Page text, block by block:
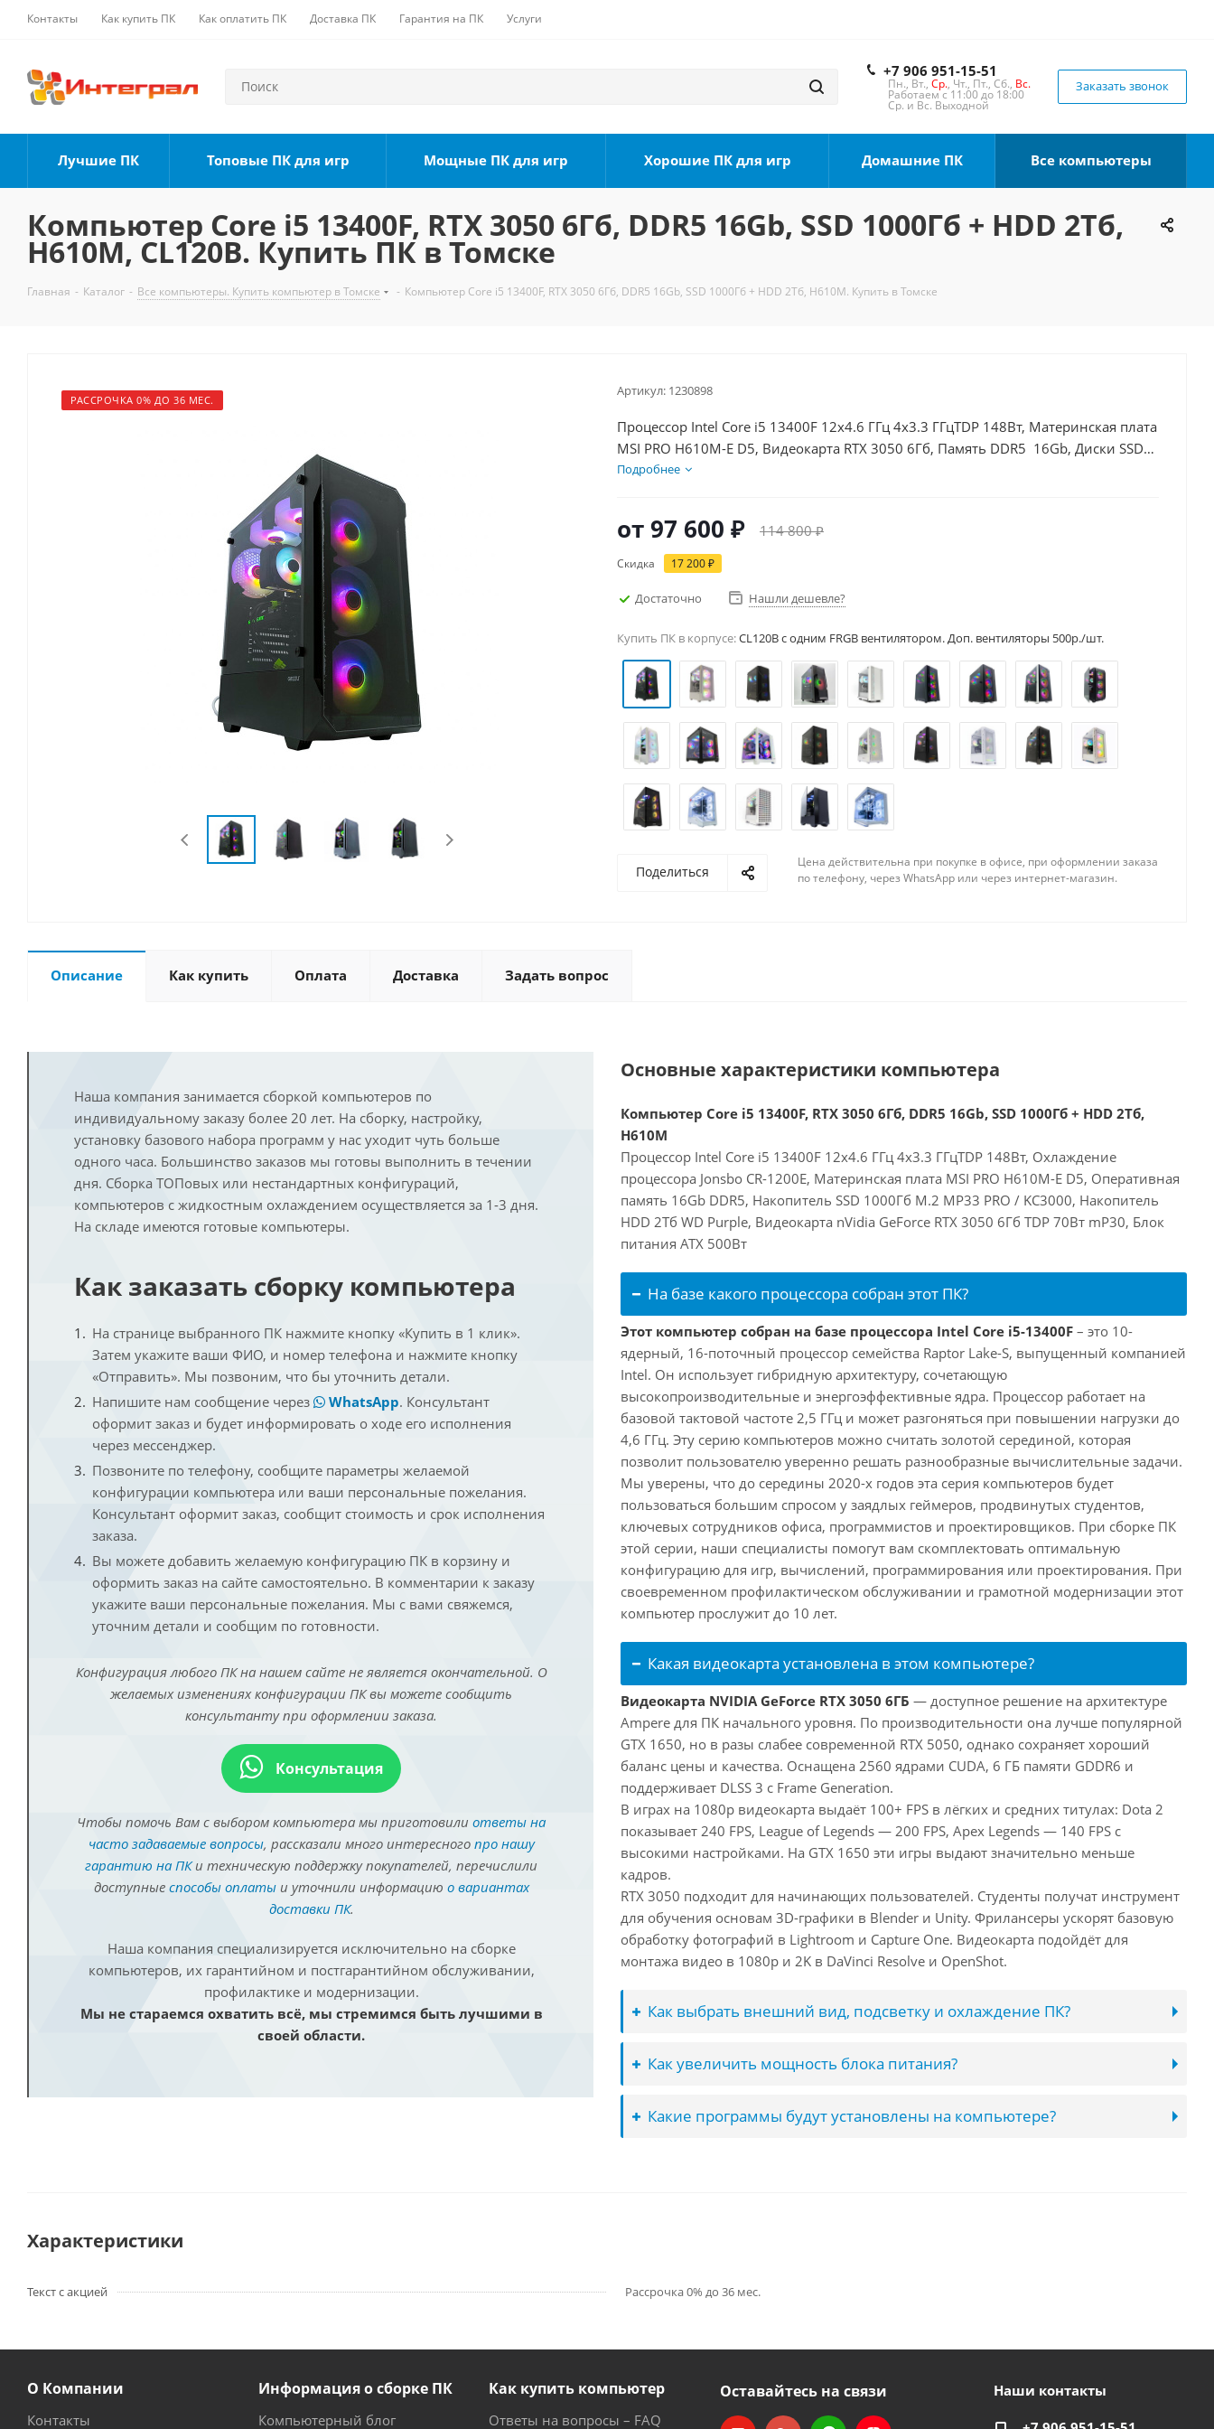
Контакты Как купить ПК Как оплатить ПК Доставка ПК Гарантия на ПК Услуги
+7 906 951-15-51
Пн., Вт., Ср., Чт., Пт., Сб., Вс.
Работаем с 11:00 до 18:00
Ср. и Вс. Выходной
Заказать звонок
Лучшие ПК Топовые ПК для игр Мощные ПК для игр Хорошие ПК для игр Домашние ПК Все компьютеры
Компьютер Core i5 13400F, RTX 3050 6Гб, DDR5 16Gb, SSD 1000Гб + HDD 2Тб,
H610M, CL120B. Купить ПК в Томске
Главная - Каталог - Все компьютеры. Купить компьютер в Томске - Компьютер Core i5 13400F, RTX 3050 6Гб, DDR5 16Gb, SSD 1000Гб + HDD 2Тб, H610M. Купить в Томске
РАССРОЧКА 0% ДО 36 МЕС.
Артикул: 1230898
Процессор Intel Core i5 13400F 12x4.6 ГГц 4x3.3 ГГцTDP 148Вт, Материнская плата
MSI PRO H610M-E D5, Видеокарта RTX 3050 6Гб, Память DDR5 16Gb, Диски SSD
1000Гб + HDD 2Тб, БП 500Вт
Подробнее
от97 600 ₽ 114 800 ₽
Скидка 17 200 ₽
Достаточно Нашли дешевле?
Купить ПК в корпусе:CL120B c одним FRGB вентилятором. Доп. вентиляторы 500р./шт.
Поделиться
Цена действительна при покупке в офисе, при оформлении заказа
по телефону, через WhatsApp или через интернет-магазин.
Описание Как купить Оплата Доставка Задать вопрос
Наша компания занимается сборкой компьютеров по
индивидуальному заказу более 20 лет. На сборку, настройку,
установку базового набора программ у нас уходит чуть больше
одного часа. Большинство заказов мы готовы выполнить в течении
дня. Сборка ТОПовых или нестандартных конфигураций,
компьютеров с жидкостным охлаждением осуществляется за 1-3 дня.
На складе имеются готовые компьютеры.
Как заказать сборку компьютера
На странице выбранного ПК нажмите кнопку «Купить в 1 клик».
Затем укажите ваши ФИО, и номер телефона и нажмите кнопку
«Отправить». Мы позвоним, что бы уточнить детали.
Напишите нам сообщение через
WhatsApp. Консультант
оформит заказ и будет информировать о ходе его исполнения
через мессенджер.
Позвоните по телефону, сообщите параметры желаемой
конфигурации компьютера или ваши персональные пожелания.
Консультант оформит заказ, сообщит стоимость и срок исполнения
заказа.
Вы можете добавить желаемую конфигурацию ПК в корзину и
оформить заказ на сайте самостоятельно. В комментарии к заказу
укажите ваши персональные пожелания. Мы с вами свяжемся,
уточним детали и сообщим по готовности.
Конфигурация любого ПК на нашем сайте не является окончательной. О
желаемых изменениях конфигурации ПК вы можете сообщить
консультанту при оформлении заказа.
Консультация
Чтобы помочь Вам с выбором компьютера мы приготовили ответы на
часто задаваемые вопросы, рассказали много интересного про нашу
гарантию на ПКи техническую поддержку покупателей, перечислили
доступные способы оплатыи уточнили информацию о вариантах
доставки ПК.
Наша компания специализируется исключительно на сборке
компьютеров, их гарантийном и постгарантийном обслуживании,
профилактике и модернизации.
Мы не стараемся охватить всё, мы стремимся быть лучшими в
своей области.
Основные характеристики компьютера
Компьютер Core i5 13400F, RTX 3050 6Гб, DDR5 16Gb, SSD 1000Гб + HDD 2Тб,
H610M
Процессор Intel Core i5 13400F 12x4.6 ГГц 4x3.3 ГГцTDP 148Вт, Охлаждение
процессора Jonsbo CR-1200E, Материнская плата MSI PRO H610M-E D5, Оперативная
память 16Gb DDR5, Накопитель SSD 1000Гб M.2 MP33 PRO / KC3000, Накопитель
HDD 2Тб WD Purple, Видеокарта nVidia GeForce RTX 3050 6Гб TDP 70Вт mP30, Блок
питания ATX 500Вт
На базе какого процессора собран этот ПК?
Этот компьютер собран на базе процессора Intel Core i5-13400F – это 10-
ядерный, 16-поточный процессор семейства Raptor Lake-S, выпущенный компанией
Intel. Он использует гибридную архитектуру, сочетающую
высокопроизводительные и энергоэффективные ядра. Процессор работает на
базовой тактовой частоте 2,5 ГГц и может разгоняться при повышении нагрузки до
4,6 ГГц. Эту серию компьютеров можно считать золотой серединой, которая
позволит пользователю уверенно решать разнообразные вычислительные задачи.
Мы уверены, что до середины 2020-х годов эта серия компьютеров будет
пользоваться большим спросом у заядлых геймеров, продвинутых студентов,
ключевых сотрудников офиса, программистов и проектировщиков. При сборке ПК
этой серии, наши специалисты помогут вам скомплектовать оптимальную
конфигурацию для игр, вычислений, программирования или проектирования. При
своевременном профилактическом обслуживании и грамотной модернизации этот
компьютер прослужит до 10 лет.
Какая видеокарта установлена в этом компьютере?
Видеокарта NVIDIA GeForce RTX 3050 6ГБ — доступное решение на архитектуре
Ampere для ПК начального уровня. По производительности она лучше популярной
GTX 1650, но в разы слабее современной RTX 5050, однако сохраняет хороший
баланс цены и качества. Оснащена 2560 ядрами CUDA, 6 ГБ памяти GDDR6 и
поддерживает DLSS 3 с Frame Generation.
В играх на 1080p видеокарта выдаёт 100+ FPS в лёгких и средних титулах: Dota 2
показывает 240 FPS, League of Legends — 200 FPS, Apex Legends — 140 FPS с
высокими настройками. На GTX 1650 эти игры выдают значительно меньше
кадров.
RTX 3050 подходит для начинающих пользователей. Студенты получат инструмент
для обучения основам 3D-графики в Blender и Unity. Фрилансеры ускорят базовую
обработку фотографий в Lightroom и Capture One. Видеокарта подойдёт для
монтажа видео в 1080p и 2K в DaVinci Resolve и OpenShot.
Как выбрать внешний вид, подсветку и охлаждение ПК?
Как увеличить мощность блока питания?
Какие программы будут установлены на компьютере?
Характеристики
Текст с акцией Рассрочка 0% до 36 мес.
О Компании
Контакты
Информация о сборке ПК
Компьютерный блог
Как купить компьютер
Ответы на вопросы – FAQ
Оставайтесь на связи Наши контакты